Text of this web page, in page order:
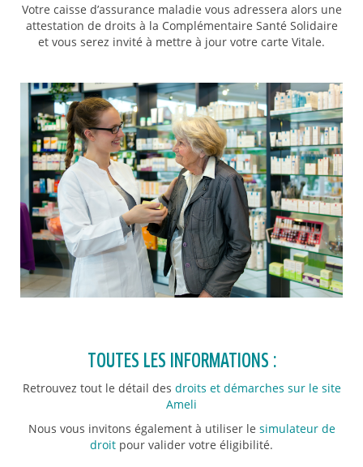
Votre caisse d’assurance maladie vous adressera alors une
attestation de droits à la Complémentaire Santé Solidaire
et vous serez invité à mettre à jour votre carte Vitale.
TOUTES LES INFORMATIONS :
Retrouvez tout le détail des droits et démarches sur le site
Ameli
Nous vous invitons également à utiliser le simulateur de
droit pour valider votre éligibilité.